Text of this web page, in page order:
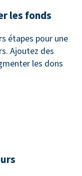
les fonds
étapes pour une
Ajoutez des
les dons